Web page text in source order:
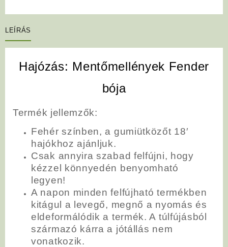
LEÍRÁS
Hajózás: Mentőmellények Fender
bója
Termék jellemzők:
Fehér színben, a gumiütközőt 18′
hajókhoz ajánljuk.
Csak annyira szabad felfújni, hogy
kézzel könnyedén benyomható
legyen!
A napon minden felfújható termékben
kitágul a levegő, megnő a nyomás és
eldeformálódik a termék. A túlfújásból
származó kárra a jótállás nem
vonatkozik.